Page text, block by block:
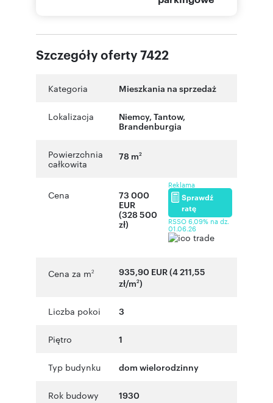
Szczegóły oferty 7422
Kategoria Mieszkania na sprzedaż
Lokalizacja
Niemcy, Tantow,
Brandenburgia
Powierzchnia
całkowita
78 m2
Cena
73 000
EUR
(328 500
zł)
Reklama
Sprawdź
ratę
RSSO 6,09% na dz.
01.06.26
Cena za m2
935,90 EUR (4 211,55
zł/m2)
Liczba pokoi 3
Piętro 1
Typ budynku dom wielorodzinny
Rok budowy 1930